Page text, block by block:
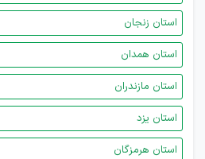
استان زنجان
استان همدان
استان مازندران
استان یزد
استان هرمزگان